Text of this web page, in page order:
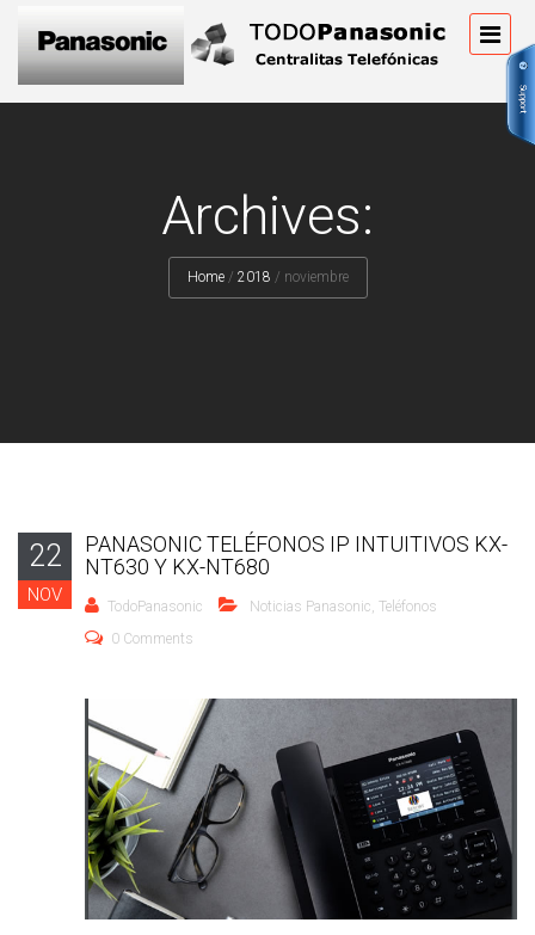
Archives:
Home / 2018 / noviembre
22
NOV
PANASONIC TELÉFONOS IP INTUITIVOS KX-
NT630 Y KX-NT680
TodoPanasonic Noticias Panasonic, Teléfonos
0 Comments